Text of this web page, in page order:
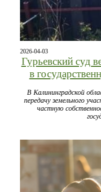
2026-04-03
Гурьевский суд
в
В Калининградской
передачу земельного
частную